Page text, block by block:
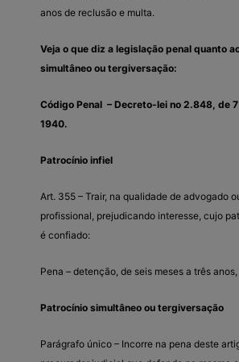
anos de reclusão e multa.
Veja o que diz a legislação penal quanto
simultâneo ou tergiversação:
Código Penal – Decreto-lei no 2.848, de
1940.
Patrocínio infiel
Art. 355 – Trair, na qualidade de advogado
profissional, prejudicando interesse, cujo
é confiado:
Pena – detenção, de seis meses a três
Patrocínio simultâneo ou tergiversação
Parágrafo único – Incorre na pena deste